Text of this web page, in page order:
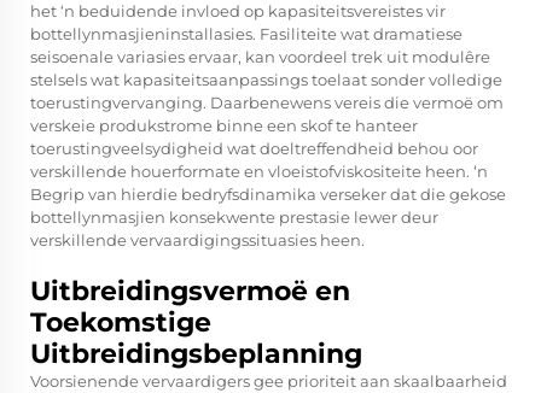
het ‘n beduidende invloed op kapasiteitsvereistes vir
bottellynmasjieninstallasies. Fasiliteite wat dramatiese
seisoenale variasies ervaar, kan voordeel trek uit modulêre
stelsels wat kapasiteitsaanpassings toelaat sonder volledige
toerustingvervanging. Daarbenewens vereis die vermoë om
verskeie produkstrome binne een skof te hanteer
toerustingveelsydigheid wat doeltreffendheid behou oor
verskillende houerformate en vloeistofviskositeite heen. ‘n
Begrip van hierdie bedryfsdinamika verseker dat die gekose
bottellynmasjien konsekwente prestasie lewer deur
verskillende vervaardigingssituasies heen.
Uitbreidingsvermoë en
Toekomstige
Uitbreidingsbeplanning
Voorsienende vervaardigers gee prioriteit aan skaalbaarheid